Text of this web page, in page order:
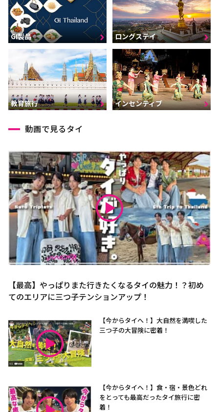
GI製品 ロングステイ
教育旅行 インセンティブ
動画で見るタイ
【最高】やっぱりまた行きたくなるタイの魅力！？初め
てのエリアに三つ子テンションアップ！
【今からタイへ！】大自然を満喫した
三つ子の大冒険に密着！
【今からタイへ！】食・宿・景色どれ
をとっても最高だったタイ旅行に密
着！